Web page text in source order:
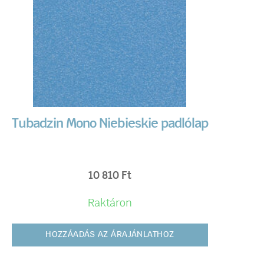
Tubadzin Mono Niebieskie padlólap
10 810 Ft
Raktáron
HOZZÁADÁS AZ ÁRAJÁNLATHOZ